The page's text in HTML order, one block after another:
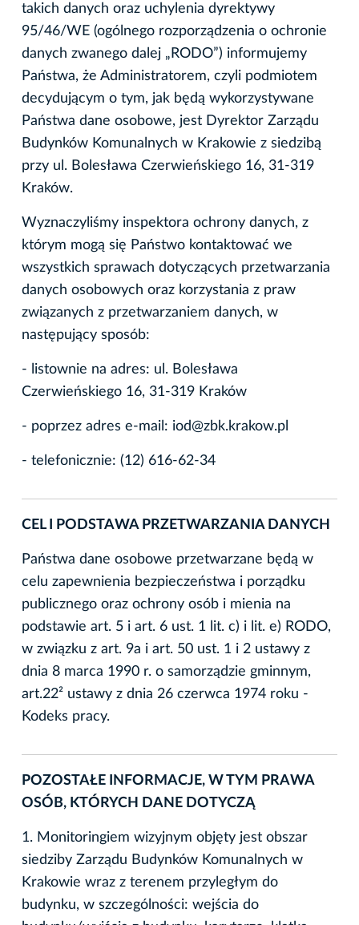
takich danych oraz uchylenia dyrektywy
95/46/WE (ogólnego rozporządzenia o ochronie
danych zwanego dalej „RODO”) informujemy
Państwa, że Administratorem, czyli podmiotem
decydującym o tym, jak będą wykorzystywane
Państwa dane osobowe, jest Dyrektor Zarządu
Budynków Komunalnych w Krakowie z siedzibą
przy ul. Bolesława Czerwieńskiego 16, 31-319
Kraków.
Wyznaczyliśmy inspektora ochrony danych, z
którym mogą się Państwo kontaktować we
wszystkich sprawach dotyczących przetwarzania
danych osobowych oraz korzystania z praw
związanych z przetwarzaniem danych, w
następujący sposób:
- listownie na adres: ul. Bolesława
Czerwieńskiego 16, 31-319 Kraków
- poprzez adres e-mail: iod@zbk.krakow.pl
- telefonicznie: (12) 616-62-34
CEL I PODSTAWA PRZETWARZANIA DANYCH
Państwa dane osobowe przetwarzane będą w
celu zapewnienia bezpieczeństwa i porządku
publicznego oraz ochrony osób i mienia na
podstawie art. 5 i art. 6 ust. 1 lit. c) i lit. e) RODO,
w związku z art. 9a i art. 50 ust. 1 i 2 ustawy z
dnia 8 marca 1990 r. o samorządzie gminnym,
art.22² ustawy z dnia 26 czerwca 1974 roku -
Kodeks pracy.
POZOSTAŁE INFORMACJE, W TYM PRAWA
OSÓB, KTÓRYCH DANE DOTYCZĄ
1. Monitoringiem wizyjnym objęty jest obszar
siedziby Zarządu Budynków Komunalnych w
Krakowie wraz z terenem przyległym do
budynku, w szczególności: wejścia do